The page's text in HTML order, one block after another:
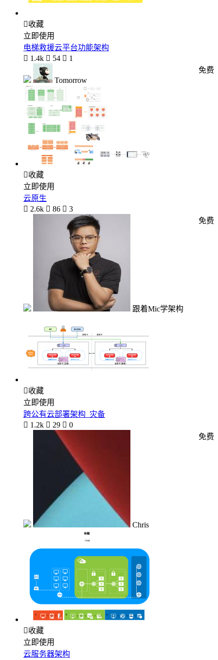
收藏
立即使用
电梯救援云平台功能架构
 1.4k  54  1
Tomorrow
免费
收藏
立即使用
云原生
 2.6k  86  3
跟着Mic学架构
免费
收藏
立即使用
跨公有云部署架构_灾备
 1.2k  29  0
Chris
免费
收藏
立即使用
云服务器架构